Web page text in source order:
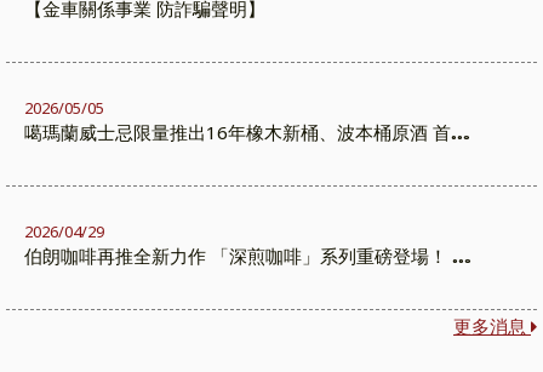
【金車關係事業 防詐騙聲明】
2026/05/05
噶瑪蘭威士忌限量推出16年橡木新桶、波本桶原酒 首度
2026/04/29
伯朗咖啡再推全新力作 「深煎咖啡」系列重磅登場！ 攜
更多消息